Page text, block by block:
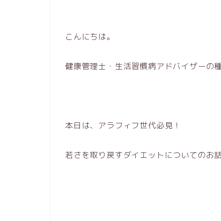
こんにちは。
健康管理士・生活習慣病アドバイザーの
本日は、アラフィフ世代必見！
若さを取り戻すダイエットについてのお話